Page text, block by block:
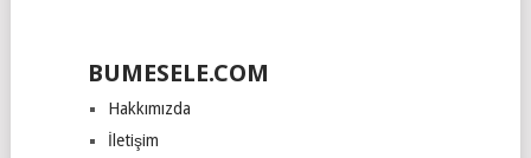
BUMESELE.COM
Hakkımızda
İletişim